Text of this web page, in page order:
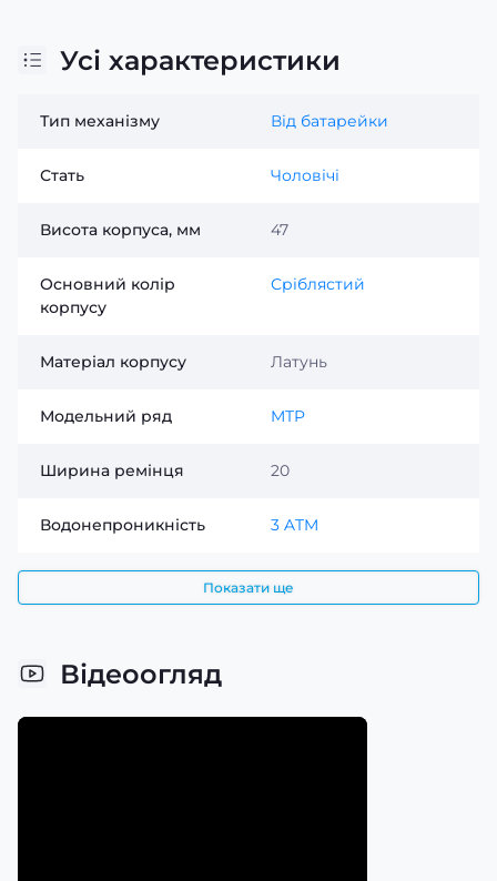
Усі характеристики
Тип механізму Від батарейки
Стать Чоловічі
Висота корпуса, мм 47
Основний колір
корпусу
Сріблястий
Матеріал корпусу Латунь
Модельний ряд MTP
Ширина ремінця 20
Водонепроникність 3 ATM
Показати ще
Відеоогляд